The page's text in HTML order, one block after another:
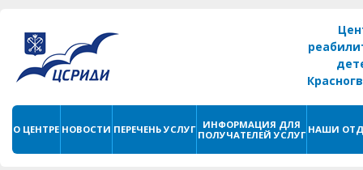
О ЦЕНТРЕ НОВОСТИ ПЕРЕЧЕНЬ УСЛУГ
ИНФОРМАЦИЯ ДЛЯ
ПОЛУЧАТЕЛЕЙ УСЛУГ НАШИ